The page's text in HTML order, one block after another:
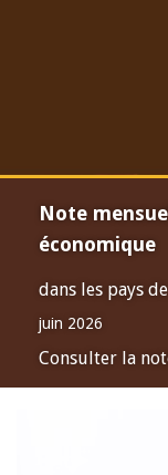
Note
économique
dans les pays
juin 2026
Consulter la